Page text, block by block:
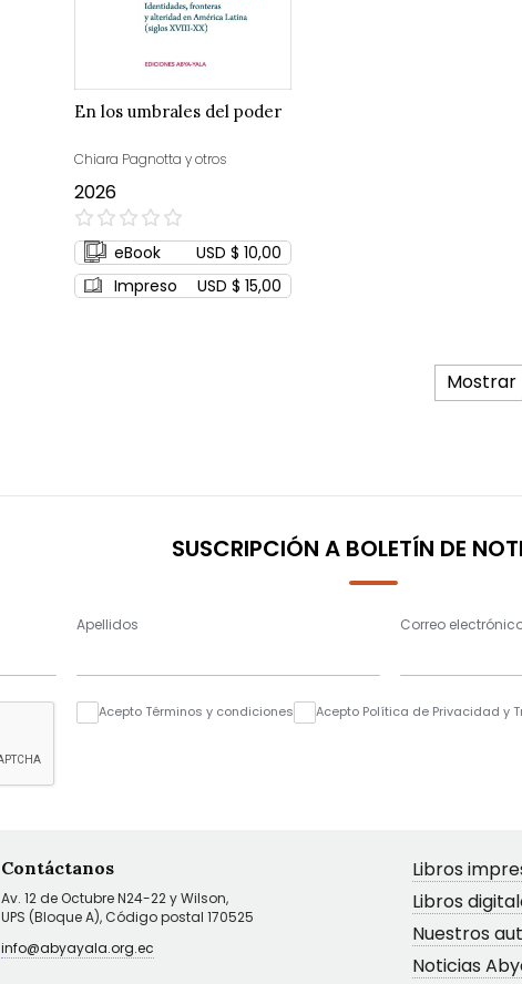
En los umbrales del poder
Chiara Pagnotta y otros
2026
0%
eBook
USD $ 10,00
Impreso
USD $ 15,00
Mostrar
SUSCRIPCIÓN A BOLETÍN DE
Apellidos Correo
Acepto Términos y condiciones Acepto Política de Privacidad y
Contáctanos
Av. 12 de Octubre N24-22 y Wilson,
UPS (Bloque A), Código postal 170525
info@abyayala.org.ec
Libros
Libros
Nuestros
Noticias